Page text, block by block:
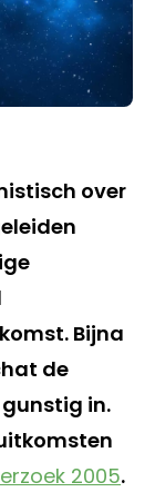
over
Bijna
de
in.
2005.